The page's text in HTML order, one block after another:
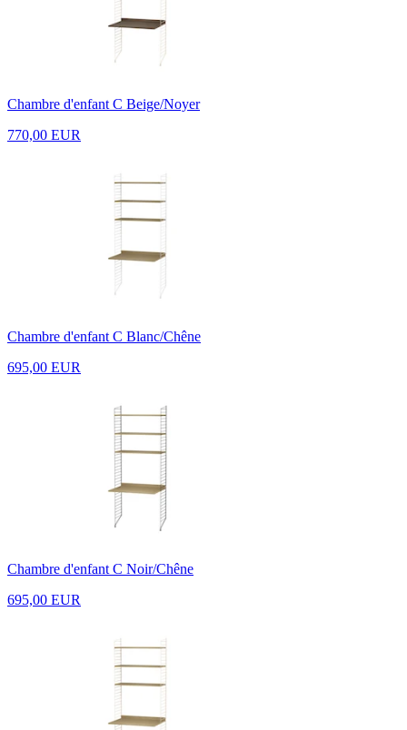
Chambre d'enfant C Beige/Noyer
770,00 EUR
Chambre d'enfant C Blanc/Chêne
695,00 EUR
Chambre d'enfant C Noir/Chêne
695,00 EUR